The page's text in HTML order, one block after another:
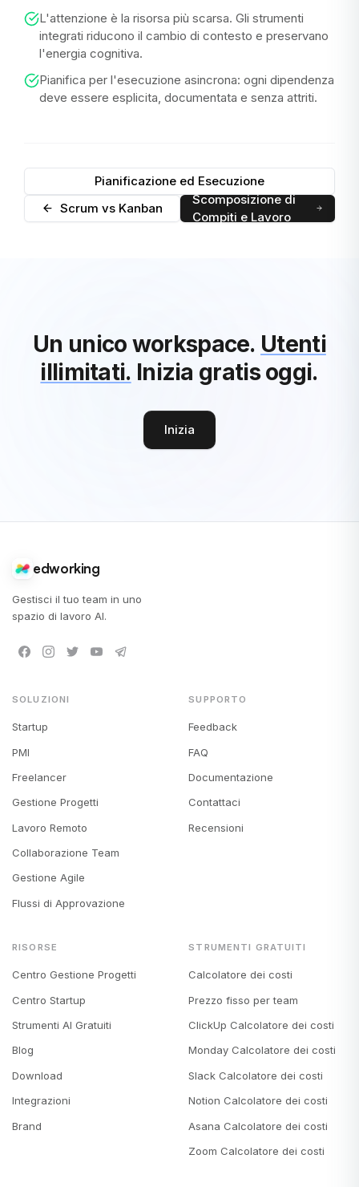
L'attenzione è la risorsa più scarsa. Gli strumenti
integrati riducono il cambio di contesto e preservano
l'energia cognitiva.
Pianifica per l'esecuzione asincrona: ogni dipendenza
deve essere esplicita, documentata e senza attriti.
Pianificazione ed Esecuzione
Scrum vs Kanban
Scomposizione di
Compiti e Lavoro
Un unico workspace. Utenti
illimitati. Inizia gratis oggi.
Inizia
edworking
Gestisci il tuo team in uno
spazio di lavoro AI.
SOLUZIONI
Startup
PMI
Freelancer
Gestione Progetti
Lavoro Remoto
Collaborazione Team
Gestione Agile
Flussi di Approvazione
SUPPORTO
Feedback
FAQ
Documentazione
Contattaci
Recensioni
RISORSE
Centro Gestione Progetti
Centro Startup
Strumenti AI Gratuiti
Blog
Download
Integrazioni
Brand
STRUMENTI GRATUITI
Calcolatore dei costi
Prezzo fisso per team
ClickUp Calcolatore dei costi
Monday Calcolatore dei costi
Slack Calcolatore dei costi
Notion Calcolatore dei costi
Asana Calcolatore dei costi
Zoom Calcolatore dei costi